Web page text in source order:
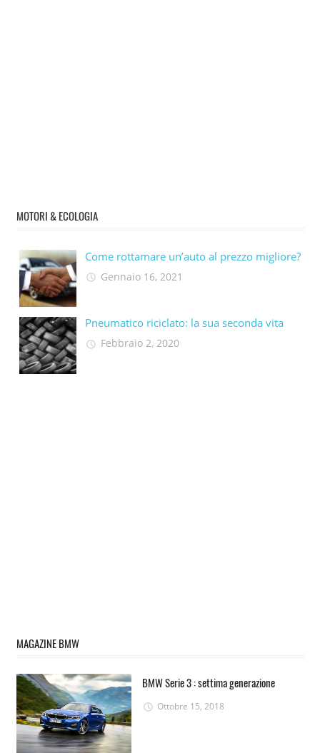
MOTORI & ECOLOGIA
Come rottamare un’auto al prezzo migliore?
Gennaio 16, 2021
Pneumatico riciclato: la sua seconda vita​
Febbraio 2, 2020
MAGAZINE BMW
BMW Serie 3 : settima generazione
Ottobre 15, 2018